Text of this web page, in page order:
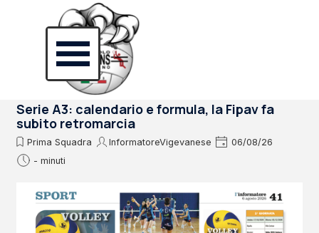
Salta menù
Serie A3: calendario e formula, la Fipav fa
subito retromarcia
Prima Squadra InformatoreVigevanese
06/08/26
- minuti